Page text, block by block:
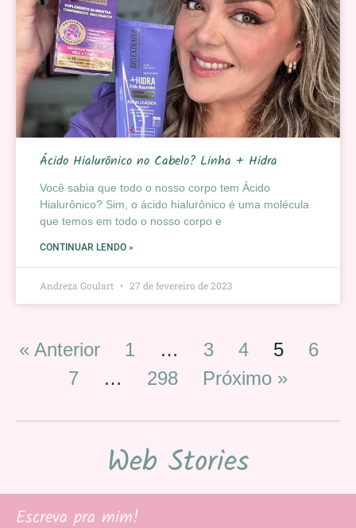
Ácido Hialurônico no Cabelo? Linha + Hidra
Você sabia que todo o nosso corpo tem Ácido
Hialurônico? Sim, o ácido hialurônico é uma molécula
que temos em todo o nosso corpo e
CONTINUAR LENDO »
Andreza Goulart 27 de fevereiro de 2023
« Anterior 1 … 3 4 5
6
7
… 298 Próximo »
Web Stories
Escreva pra mim!